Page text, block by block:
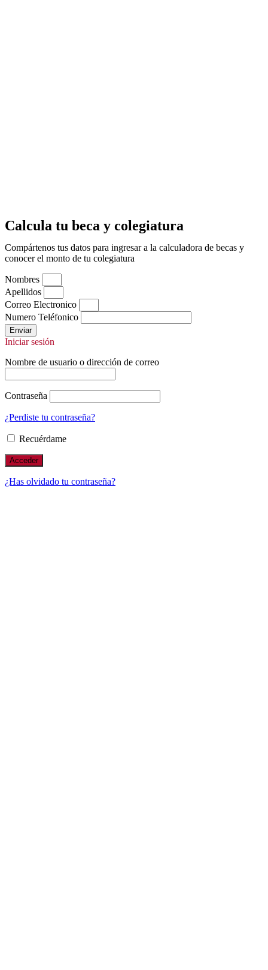
Calcula tu beca y colegiatura
Compártenos tus datos para ingresar a la calculadora de becas y
conocer el monto de tu colegiatura
Nombres
Apellidos
Correo Electronico
Numero Teléfonico
Enviar
Iniciar sesión
Nombre de usuario o dirección de correo
Contraseña
¿Perdiste tu contraseña?
Recuérdame
¿Has olvidado tu contraseña?